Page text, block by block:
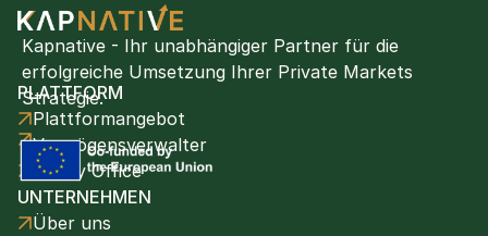
Kapnative - Ihr unabhängiger Partner für die
erfolgreiche Umsetzung Ihrer Private Markets
Strategie.
PLATTFORM
Plattformangebot
Vermögensverwalter
Family Office
UNTERNEHMEN
Über uns